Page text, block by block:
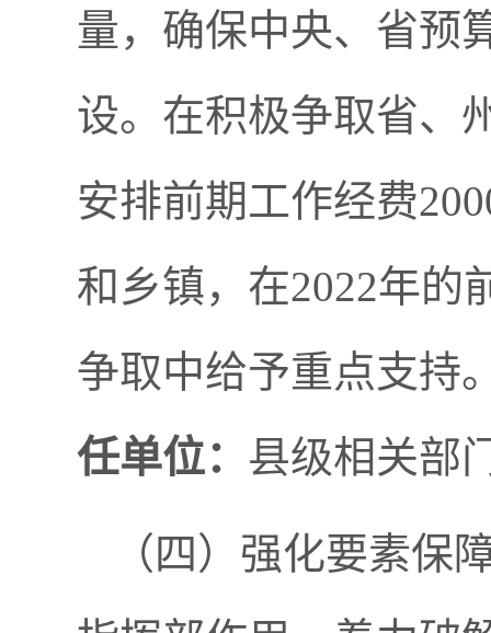
量，确保中央、省预
设。在积极争取省、
安排前期工作经费
和乡镇，在2022年的
争取中给予重点支持
任单位： 县级相关部
（四）强化要素保